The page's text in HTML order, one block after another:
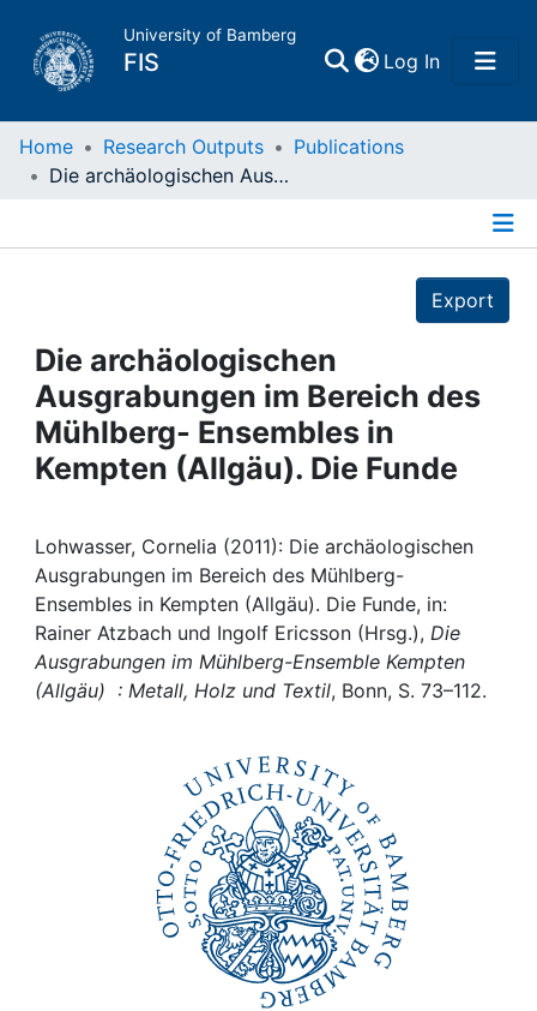
University of Bamberg
FIS Log In(current)
Home
Projects
People
Institutions
Awards
My FIS
Help
Home Research Outputs
Publications
Die archäologischen Ausgrabungen im Bereich des Mühlberg- Ensembles in Kempten (Allgäu). Die Funde
Export
Die archäologischen
Ausgrabungen im Bereich des
Mühlberg- Ensembles in
Kempten (Allgäu). Die Funde
Lohwasser, Cornelia (2011): Die archäologischen
Ausgrabungen im Bereich des Mühlberg-
Ensembles in Kempten (Allgäu). Die Funde, in:
Rainer Atzbach und Ingolf Ericsson (Hrsg.), Die
Ausgrabungen im Mühlberg-Ensemble Kempten
(Allgäu) : Metall, Holz und Textil, Bonn, S. 73–112.